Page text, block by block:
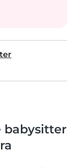
babysitter